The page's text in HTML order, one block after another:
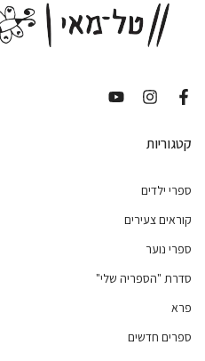
קטגוריות
ספרי ילדים
קוראים צעירים
ספרי נוער
סדרת "הספריה שלי"
פרא
ספרים חדשים